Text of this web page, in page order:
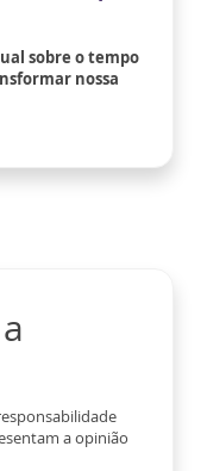
sobre o tempo
nossa
a opinião